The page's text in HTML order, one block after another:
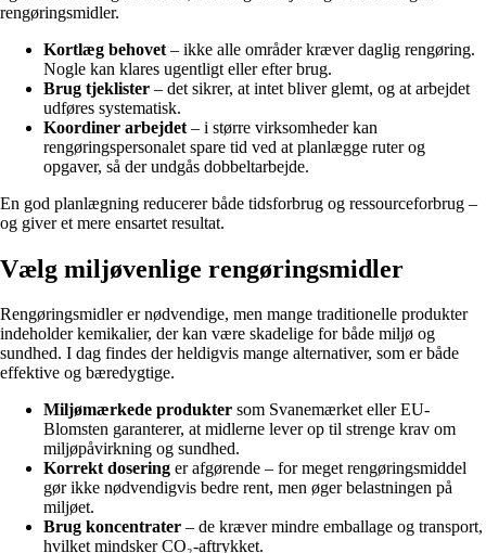
rengøringsmidler.
Kortlæg behovet – ikke alle områder kræver daglig rengøring.
Nogle kan klares ugentligt eller efter brug.
Brug tjeklister – det sikrer, at intet bliver glemt, og at arbejdet
udføres systematisk.
Koordiner arbejdet – i større virksomheder kan
rengøringspersonalet spare tid ved at planlægge ruter og
opgaver, så der undgås dobbeltarbejde.
En god planlægning reducerer både tidsforbrug og ressourceforbrug –
og giver et mere ensartet resultat.
Vælg miljøvenlige rengøringsmidler
Rengøringsmidler er nødvendige, men mange traditionelle produkter
indeholder kemikalier, der kan være skadelige for både miljø og
sundhed. I dag findes der heldigvis mange alternativer, som er både
effektive og bæredygtige.
Miljømærkede produkter som Svanemærket eller EU-
Blomsten garanterer, at midlerne lever op til strenge krav om
miljøpåvirkning og sundhed.
Korrekt dosering er afgørende – for meget rengøringsmiddel
gør ikke nødvendigvis bedre rent, men øger belastningen på
miljøet.
Brug koncentrater – de kræver mindre emballage og transport,
hvilket mindsker CO₂-aftrykket.